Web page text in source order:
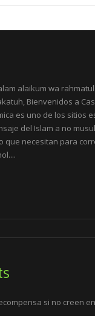
alaikum wa
Bienvenidos a
es uno de los sitios
del Islam a no
que necesitan para
si no creen